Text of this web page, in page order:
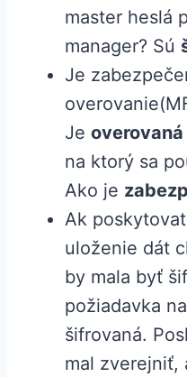
master heslá
manager? Sú
Je
Je
na ktorý sa
Ako je
Ak
uloženie dát
by mala byť
požiadavka
šifrovaná.
mal zverejniť,